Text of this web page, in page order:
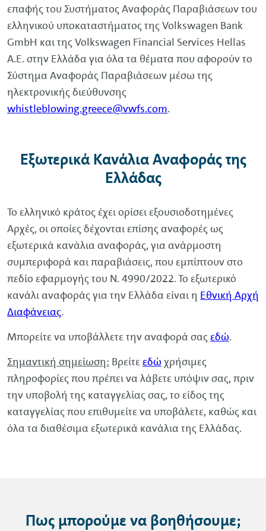
επαφής του Συστήματος Αναφοράς Παραβιάσεων του
ελληνικού υποκαταστήματος της Volkswagen Bank
GmbH και της Volkswagen Financial Services Hellas
A.E. στην Ελλάδα για όλα τα θέματα που αφορούν το
Σύστημα Αναφοράς Παραβιάσεων μέσω της
ηλεκτρονικής διεύθυνσης
whistleblowing.greece@vwfs.com.
Εξωτερικά Κανάλια Αναφοράς της
Ελλάδας
Το ελληνικό κράτος έχει ορίσει εξουσιοδοτημένες
Αρχές, οι οποίες δέχονται επίσης αναφορές ως
εξωτερικά κανάλια αναφοράς, για ανάρμοστη
συμπεριφορά και παραβιάσεις, που εμπίπτουν στο
πεδίο εφαρμογής του Ν. 4990/2022. Το εξωτερικό
κανάλι αναφοράς για την Ελλάδα είναι η Εθνική Αρχή
Διαφάνειας.
Μπορείτε να υποβάλλετε την αναφορά σας εδώ.
Σημαντική σημείωση: Βρείτεεδώχρήσιμες
πληροφορίες που πρέπει να λάβετε υπόψιν σας, πριν
την υποβολή της καταγγελίας σας, το είδος της
καταγγελίας που επιθυμείτε να υποβάλετε, καθώς και
όλα τα διαθέσιμα εξωτερικά κανάλια της Ελλάδας.
Πως μπορούμε να βοηθήσουμε;